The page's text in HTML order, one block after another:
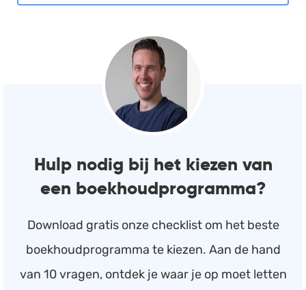
Hulp nodig bij het kiezen van
een boekhoudprogramma?
Download gratis onze checklist om het beste
boekhoudprogramma te kiezen. Aan de hand
van 10 vragen, ontdek je waar je op moet letten